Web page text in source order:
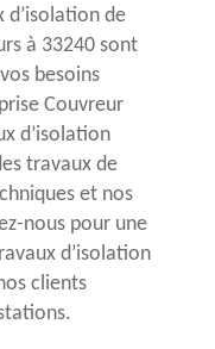
d’isolation de
à 33240 sont
besoins
Couvreur
d’isolation
travaux de
et nos
nous pour une
d’isolation
clients